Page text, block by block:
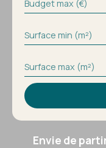
Budget max (€)
Surface min (m²)
Surface max (m²)
Envie de